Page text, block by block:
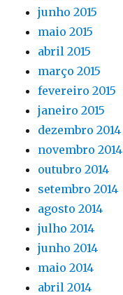
junho 2015
maio 2015
abril 2015
março 2015
fevereiro 2015
janeiro 2015
dezembro 2014
novembro 2014
outubro 2014
setembro 2014
agosto 2014
julho 2014
junho 2014
maio 2014
abril 2014